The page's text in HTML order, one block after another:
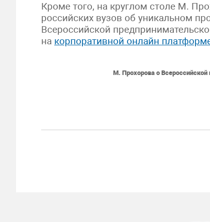
Кроме того, на круглом столе М.
российских вузов об уникальном
Всероссийской
на корпоративной онлайн
М. Прохорова о Всероссийской